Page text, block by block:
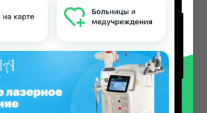
в Душанбе и других городах